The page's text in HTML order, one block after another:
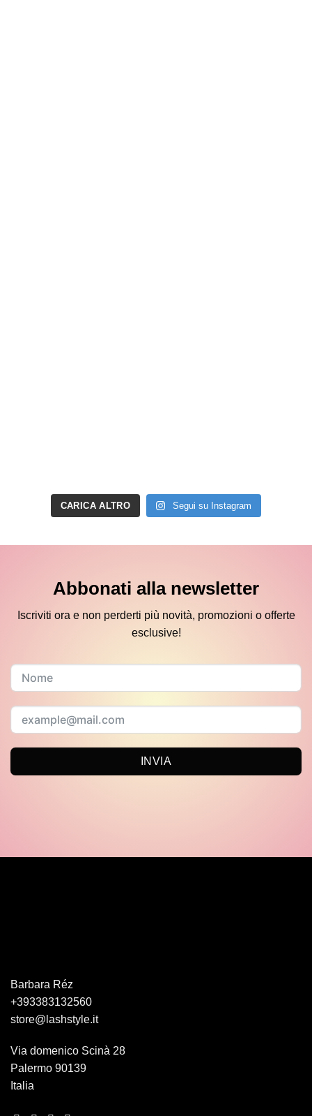
CARICA ALTRO Segui su Instagram
Abbonati alla newsletter
Iscriviti ora e non perderti più novità, promozioni o offerte
esclusive!
INVIA
Barbara Réz
+393383132560
store@lashstyle.it
Via domenico Scinà 28
Palermo 90139
Italia